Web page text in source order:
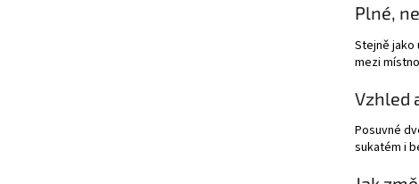
Plné,
Stejně jako
mezi
Vzhled
Posuvné
sukatém i